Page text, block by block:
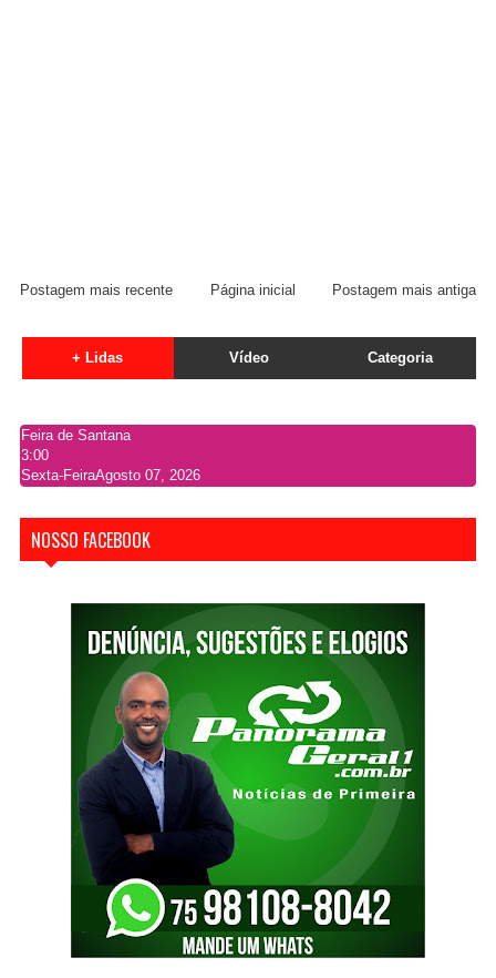
Postagem mais recente Postagem mais antiga
Página inicial
+ Lidas Vídeo Categoria
Feira de Santana
3:00
Sexta-FeiraAgosto 07, 2026
NOSSO FACEBOOK